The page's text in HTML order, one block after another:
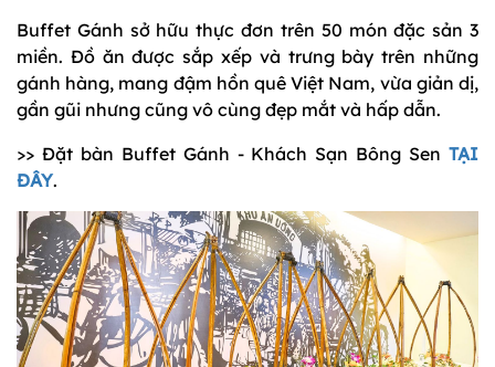
Buffet Gánh sở hữu thực đơn trên 50 món đặc sản 3
miền. Đồ ăn được sắp xếp và trưng bày trên những
gánh hàng, mang đậm hồn quê Việt Nam, vừa giản dị,
gần gũi nhưng cũng vô cùng đẹp mắt và hấp dẫn.
>> Đặt bàn Buffet Gánh - Khách Sạn Bông Sen TẠI
ĐÂY.